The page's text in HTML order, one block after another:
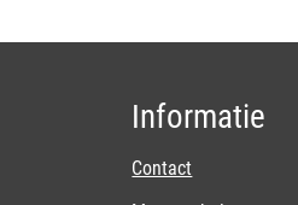
Informatie
Contact